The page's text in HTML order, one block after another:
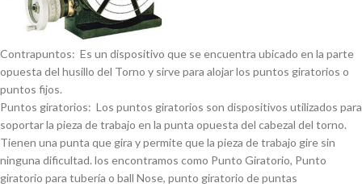
Contrapuntos: Es un dispositivo que se encuentra ubicado en la parte
opuesta del husillo del Torno y sirve para alojar los puntos giratorios o
puntos fijos.
Puntos giratorios: Los puntos giratorios son dispositivos utilizados para
soportar la pieza de trabajo en la punta opuesta del cabezal del torno.
Tienen una punta que gira y permite que la pieza de trabajo gire sin
ninguna dificultad. los encontramos como Punto Giratorio, Punto
giratorio para tuberí­a o ball Nose, punto giratorio de puntas